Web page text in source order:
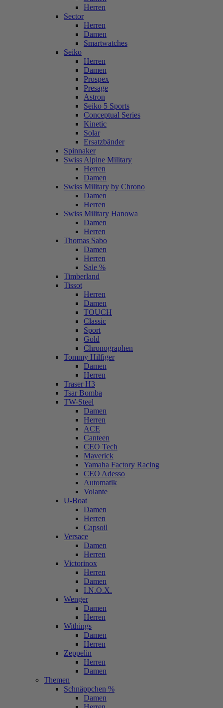
Herren
Sector
Herren
Damen
Smartwatches
Seiko
Herren
Damen
Prospex
Presage
Astron
Seiko 5 Sports
Conceptual Series
Kinetic
Solar
Ersatzbänder
Spinnaker
Swiss Alpine Military
Herren
Damen
Swiss Military by Chrono
Damen
Herren
Swiss Military Hanowa
Damen
Herren
Thomas Sabo
Damen
Herren
Sale %
Timberland
Tissot
Herren
Damen
TOUCH
Classic
Sport
Gold
Chronographen
Tommy Hilfiger
Damen
Herren
Traser H3
Tsar Bomba
TW-Steel
Damen
Herren
ACE
Canteen
CEO Tech
Maverick
Yamaha Factory Racing
CEO Adesso
Automatik
Volante
U-Boat
Damen
Herren
Capsoil
Versace
Damen
Herren
Victorinox
Herren
Damen
I.N.O.X.
Wenger
Damen
Herren
Withings
Damen
Herren
Zeppelin
Herren
Damen
Themen
Schnäppchen %
Damen